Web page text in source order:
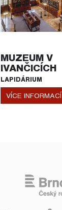
MUZEUM V
IVANČICÍCH
LAPIDÁRIUM
VÍCE INFORMACÍ